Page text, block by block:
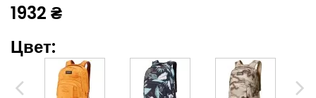
1932 ₴
Цвет: